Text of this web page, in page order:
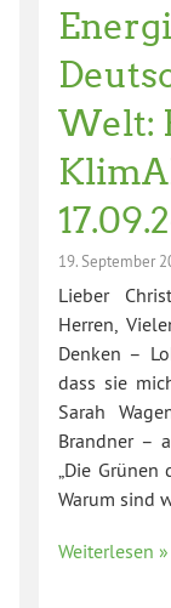
Welt:
19. September
Lieber
Herren,
Denken –
dass sie
Sarah
Brandner –
„Die
Warum sind
Weiterlesen »